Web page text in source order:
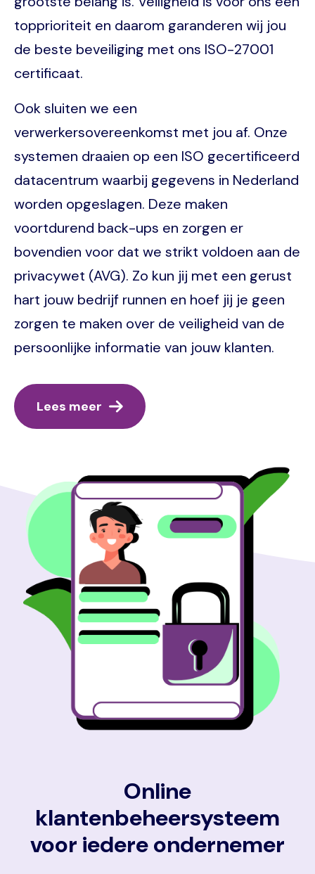
topprioriteit en daarom garanderen wij jou
de beste beveiliging met ons ISO-27001
certificaat.
Ook sluiten we een
verwerkersovereenkomst met jou af. Onze
systemen draaien op een ISO gecertificeerd
datacentrum waarbij gegevens in Nederland
worden opgeslagen. Deze maken
voortdurend back-ups en zorgen er
bovendien voor dat we strikt voldoen aan de
privacywet (AVG). Zo kun jij met een gerust
hart jouw bedrijf runnen en hoef jij je geen
zorgen te maken over de veiligheid van de
persoonlijke informatie van jouw klanten.
Lees meer
Online
klantenbeheersysteem
voor iedere ondernemer